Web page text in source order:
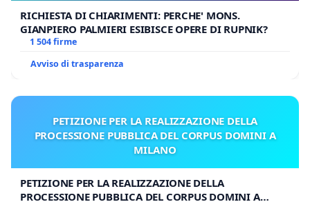
RICHIESTA DI CHIARIMENTI: PERCHE' MONS.
GIANPIERO PALMIERI ESIBISCE OPERE DI RUPNIK?
1 504 firme
Avviso di trasparenza
PETIZIONE PER LA REALIZZAZIONE DELLA
PROCESSIONE PUBBLICA DEL CORPUS DOMINI A
MILANO
PETIZIONE PER LA REALIZZAZIONE DELLA
PROCESSIONE PUBBLICA DEL CORPUS DOMINI A